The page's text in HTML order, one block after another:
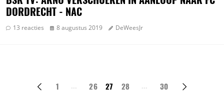
DORDRECHT - NAC
13 reacties 8 augustus 2019 DeWeesJr
1 26 27 28 30